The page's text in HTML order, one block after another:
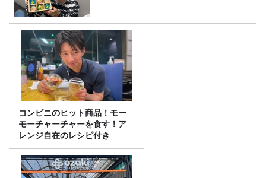
コンビニのヒット商品！モー
モーチャーチャーを食す！ア
レンジ自在のレシピ付き